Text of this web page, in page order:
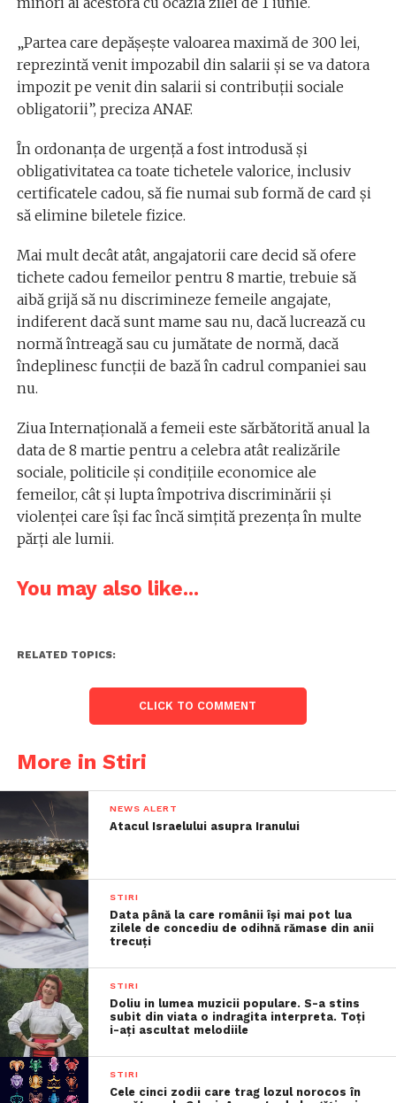
„Partea care depășește valoarea maximă de 300 lei,
reprezintă venit impozabil din salarii și se va datora
impozit pe venit din salarii si contribuții sociale
obligatorii”, preciza ANAF.
În ordonanța de urgență a fost introdusă și
obligativitatea ca toate tichetele valorice, inclusiv
certificatele cadou, să fie numai sub formă de card și
să elimine biletele fizice.
Mai mult decât atât, angajatorii care decid să ofere
tichete cadou femeilor pentru 8 martie, trebuie să
aibă grijă să nu discrimineze femeile angajate,
indiferent dacă sunt mame sau nu, dacă lucrează cu
normă întreagă sau cu jumătate de normă, dacă
îndeplinesc funcții de bază în cadrul companiei sau
nu.
Ziua Internațională a femeii este sărbătorită anual la
data de 8 martie pentru a celebra atât realizările
sociale, politicile și condițiile economice ale
femeilor, cât și lupta împotriva discriminării și
violenței care își fac încă simțită prezența în multe
părți ale lumii.
You may also like...
RELATED TOPICS:
CLICK TO COMMENT
More in Stiri
NEWS ALERT
Atacul Israelului asupra Iranului
STIRI
Data până la care românii îşi mai pot lua
zilele de concediu de odihnă rămase din anii
trecuţi
STIRI
Doliu in lumea muzicii populare. S-a stins
subit din viata o indragita interpreta. Toți
i-ați ascultat melodiile
STIRI
Cele cinci zodii care trag lozul norocos în